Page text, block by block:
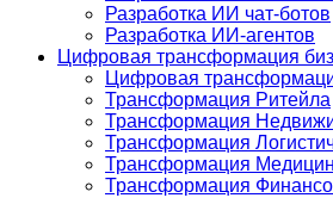
Разработка ИИ чат-ботов
Разработка ИИ-агентов
Цифровая трансформация
Цифровая
Трансформация Ритейла
Трансформация
Трансформация
Трансформация
Трансформация